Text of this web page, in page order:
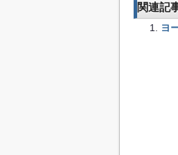
関連記
ヨ